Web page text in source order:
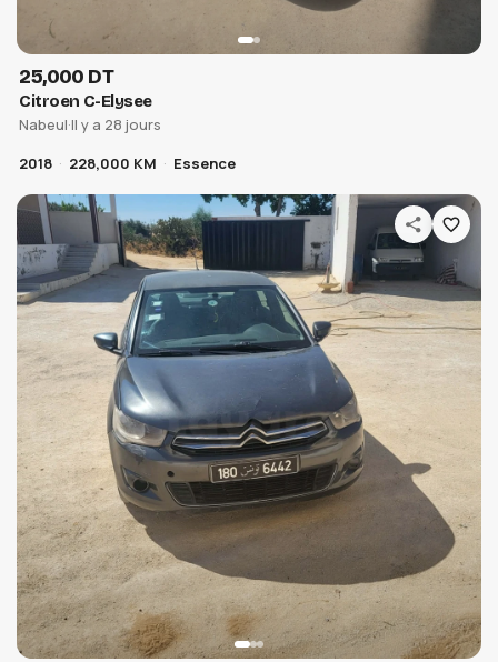
25,000 DT
Citroen C-Elysee
Nabeul·Il y a 28 jours
2018
228,000 KM Essence